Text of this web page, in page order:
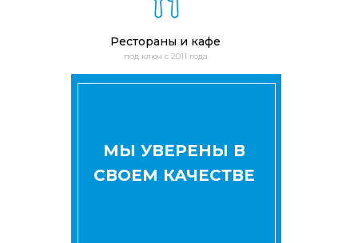
МЫ УВЕРЕНЫ В
СВОЕМ КАЧЕСТВЕ
Рестораны и кафе
под ключ с 2011 года